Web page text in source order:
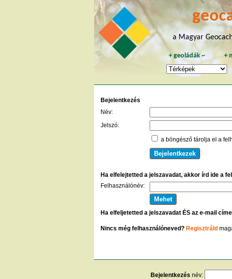
a Magyar
+geoládák~ +
Bejelentkezés
Név:
Jelszó:
a böngésző tárolja el a
Ha elfelejtetted a jelszavadat, akkor írd ide a
Felhasználónév:
Ha elfeljetetted a jelszavadat ÉS az e-mail
Nincs még felhasználóneved? Regisztráld
Bejelentkezés név: